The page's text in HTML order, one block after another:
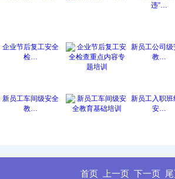
违”…
企业节后复工安全
检…
新员工公司级
教…
新员工车间级安全
教…
新员工入职班
安…
首页 上一页 下一页